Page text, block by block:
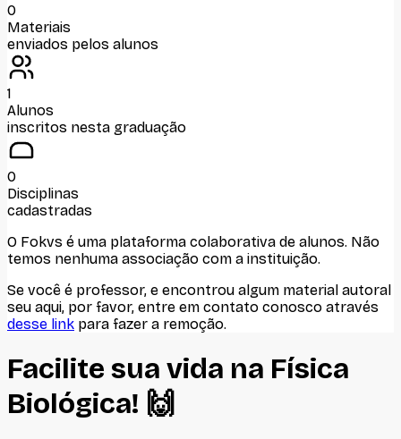
0
Materiais
enviados pelos alunos
1
Alunos
inscritos nesta graduação
0
Disciplinas
cadastradas
O Fokvs é uma plataforma colaborativa de alunos. Não
temos nenhuma associação com a instituição.
Se você é professor, e encontrou algum material autoral
seu aqui, por favor, entre em contato conosco através
desse link para fazer a remoção.
Facilite sua vida na Física
Biológica! 🙌